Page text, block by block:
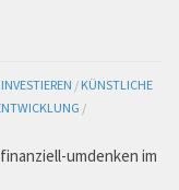
/ KÜNSTLICHE
/
umdenken im